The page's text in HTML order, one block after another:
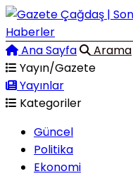
Ana Sayfa Arama
Yayın/Gazete
Yayınlar
Kategoriler
Güncel
Politika
Ekonomi